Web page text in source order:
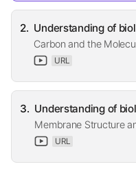
2. Understanding of
Carbon and the
URL
3. Understanding of
Membrane Structure
URL